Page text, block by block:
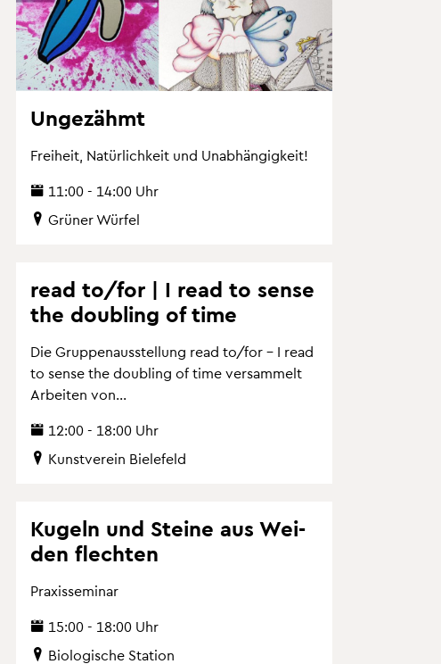
Un­ge­zähmt
Frei­heit, Na­tür­lich­keit und Un­ab­hän­gig­keit!
11:00 - 14:00 Uhr
Grü­ner Wür­fel
read to/for | I read to sense
the dou­bling of time
Die Grup­pen­aus­stel­lung read to/for – I read
to sense the dou­bling of time ver­sam­melt
Ar­bei­ten von...
12:00 - 18:00 Uhr
Kunst­ver­ein Bie­le­feld
Ku­geln und Stei­ne aus Wei­
den flech­ten
Pra­xis­se­mi­nar
15:00 - 18:00 Uhr
Bio­lo­gi­sche Sta­ti­on